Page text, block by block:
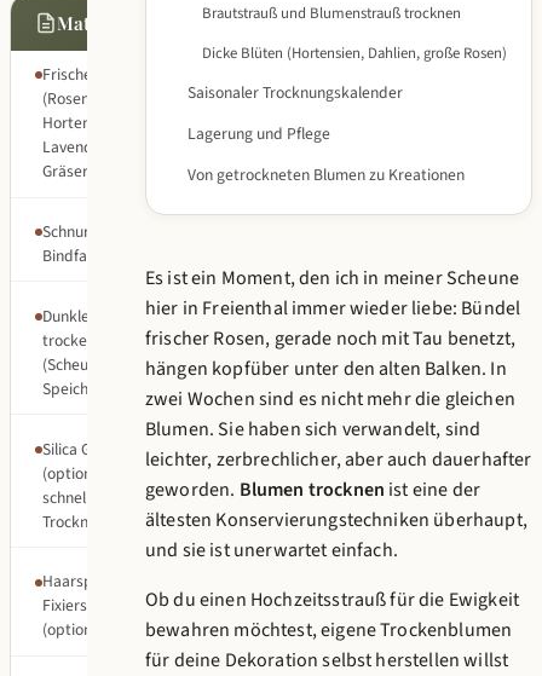
Brautstrauß und Blumenstrauß trocknen
Dicke Blüten (Hortensien, Dahlien, große Rosen)
Saisonaler Trocknungskalender
Lagerung und Pflege
Von getrockneten Blumen zu Kreationen
Es ist ein Moment, den ich in meiner Scheune
hier in Freienthal immer wieder liebe: Bündel
frischer Rosen, gerade noch mit Tau benetzt,
hängen kopfüber unter den alten Balken. In
zwei Wochen sind es nicht mehr die gleichen
Blumen. Sie haben sich verwandelt, sind
leichter, zerbrechlicher, aber auch dauerhafter
geworden. Blumen trocknen ist eine der
ältesten Konservierungstechniken überhaupt,
und sie ist unerwartet einfach.
Ob du einen Hochzeitsstrauß für die Ewigkeit
bewahren möchtest, eigene Trockenblumen
für deine Dekoration selbst herstellen willst
Materialliste
Frische Blumen
(Rosen,
Hortensien,
Lavendel,
Gräser u.v.m.)
Schnur oder
Bindfaden
Dunkler,
trockener Raum
(Scheune, Keller,
Speicher)
Silica Gel
(optional, für
schnelle
Trocknung)
Haarspray oder
Fixierspray
(optional)